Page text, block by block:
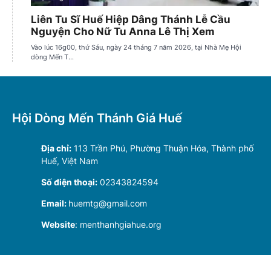
Hội Dòng Mến Thánh Giá Huế
Địa chỉ: 113 Trần Phú, Phường Thuận Hóa, Thành phố
Huế, Việt Nam
Số điện thoại: 02343824594
Email: huemtg@gmail.com
Website: menthanhgiahue.org